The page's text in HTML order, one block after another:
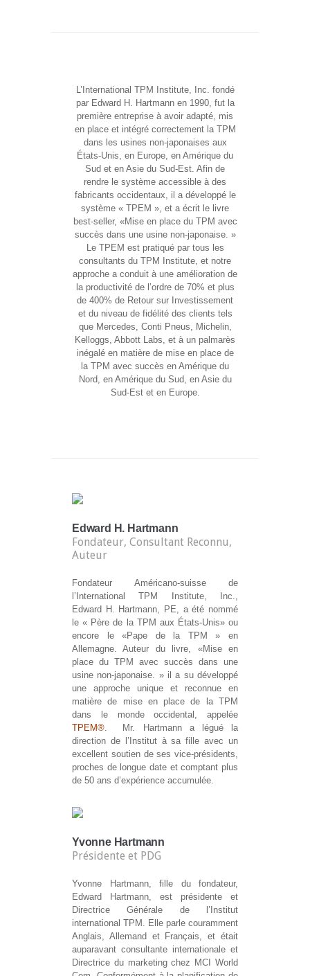
L’ International TPM Institute, Inc. fondé
par Edward H. Hartmann en 1990, fut la
première entreprise à avoir adapté, mis
en place et intégré correctement la TPM
dans les usines non-japonaises aux
États-Unis, en Europe, en Amérique du
Sud et en Asie du Sud-Est. Afin de
rendre le système accessible à des
fabricants occidentaux, il a développé le
système « TPEM », et a écrit le livre
best-seller, «Mise en place du TPM avec
succès dans une usine non-japonaise. »
Le TPEM est pratiqué par tous les
consultants du TPM Institute, et notre
approche a conduit à une amélioration de
la productivité de l’ordre de 70% et plus
de 400% de Retour sur Investissement
et du niveau de fidélité des clients tels
que Mercedes, Conti Pneus, Michelin,
Kelloggs, Abbott Labs, et à un palmarès
inégalé en matière de mise en place de
la TPM avec succès en Amérique du
Nord, en Amérique du Sud, en Asie du
Sud-Est et en Europe.
Edward H. Hartmann
Fondateur, Consultant Reconnu,
Auteur
Fondateur Américano-suisse de
l’International TPM Institute, Inc.,
Edward H. Hartmann, PE, a été nommé
le « Père de la TPM aux États-Unis» ou
encore le «Pape de la TPM » en
Allemagne. Auteur du livre, «Mise en
place du TPM avec succès dans une
usine non-japonaise. » il a su développé
une approche unique et reconnue en
matière de mise en place de la TPM
dans le monde occidental, appelée
TPEM®. Mr. Hartmann a légué la
direction de l’Institut à sa fille avec un
excellent soutien de ses vice-présidents,
proches de longue date et comptant plus
de 50 ans d’expérience accumulée.
Yvonne Hartmann
Présidente et PDG
Yvonne Hartmann, fille du fondateur,
Edward Hartmann, est présidente et
Directrice Générale de l’Institut
international TPM. Elle parle couramment
Anglais, Allemand et Français, et était
auparavant consultante internationale et
Directrice du marketing chez MCI World